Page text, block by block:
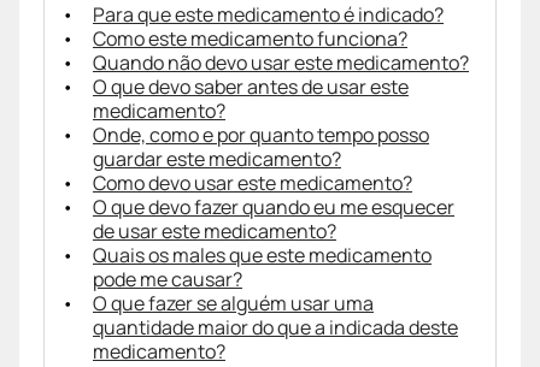
Para que este medicamento é indicado?
Como este medicamento funciona?
Quando não devo usar este medicamento?
O que devo saber antes de usar este
medicamento?
Onde, como e por quanto tempo posso
guardar este medicamento?
Como devo usar este medicamento?
O que devo fazer quando eu me esquecer
de usar este medicamento?
Quais os males que este medicamento
pode me causar?
O que fazer se alguém usar uma
quantidade maior do que a indicada deste
medicamento?